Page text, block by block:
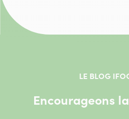
LE BLOG
Encourageons